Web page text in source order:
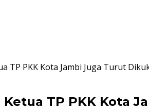
TP PKK Kota Jambi Juga Turut
TP PKK Kota